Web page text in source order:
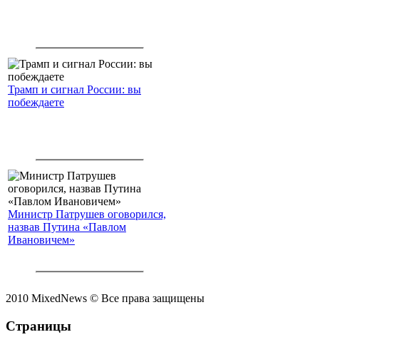
Трамп и сигнал России: вы
побеждаете
Министр Патрушев оговорился,
назвав Путина «Павлом
Ивановичем»
2010 MixedNews © Все права защищены
Страницы